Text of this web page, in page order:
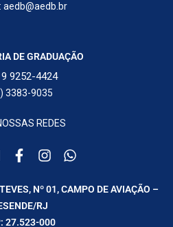
aedb@aedb.br
DE GRADUAÇÃO
9252-4424
3383-9035
REDES
Nº 01, CAMPO DE AVIAÇÃO –
RJ
27.523-000